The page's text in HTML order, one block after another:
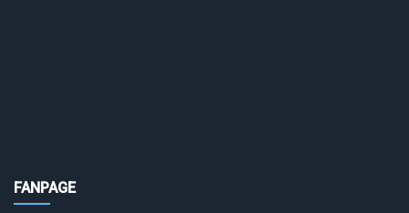
FANPAGE